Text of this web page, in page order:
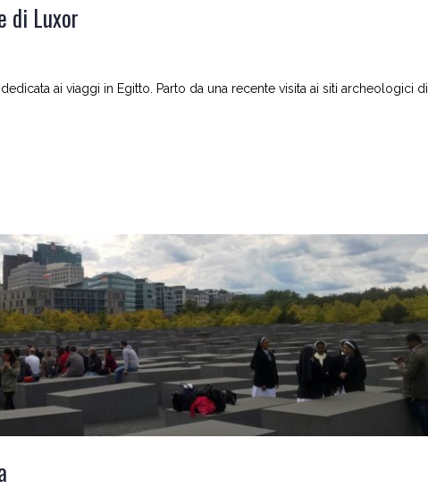
di Luxor
ai viaggi in Egitto. Parto da una recente visita ai siti archeologici di